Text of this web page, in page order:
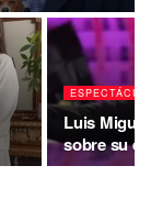
Luis
sobre su